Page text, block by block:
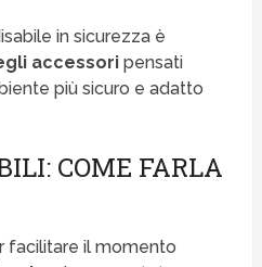
in sicurezza è
accessoripensati
più sicuro e adatto
COME FARLA
facilitare il momento